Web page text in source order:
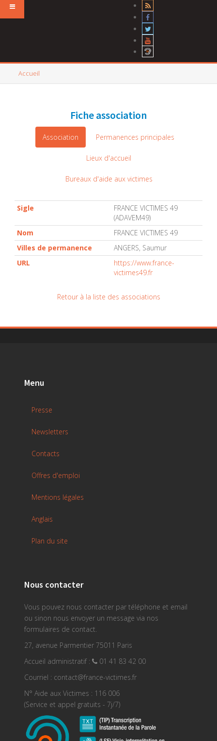
Accueil
Fiche association
Association Permanences principales
Lieux d'accueil
Bureaux d'aide aux victimes
Sigle
FRANCE VICTIMES 49
(ADAVEM49)
Nom
FRANCE VICTIMES 49
Villes de permanence
ANGERS, Saumur
URL
https://www.france-
victimes49.fr
Retour à la liste des associations
Menu
Presse
Newsletters
Contacts
Offres d'emploi
Mentions légales
Anglais
Plan du site
Nous contacter
Vous pouvez nous contacter par téléphone et email
ou sinon nous envoyer un message via nos
formulaires de contact.
27, avenue Parmentier 75011 Paris
Accueil administratif :
01 41 83 42 00
Courriel : contact@france-victimes.fr
N° Aide aux Victimes : 116 006
(Service et appel gratuits - 7j/7)